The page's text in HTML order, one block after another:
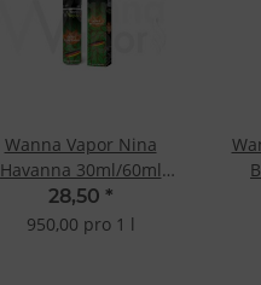
Wanna Vapor Nina
Havanna 30ml/60ml
Shake&Vape
28,50 *
950,00 pro 1 l